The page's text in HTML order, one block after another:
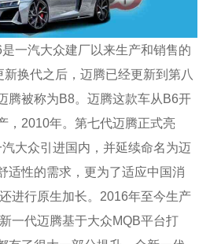
一汽大众建厂以来生产和销售的
换代之后，迈腾已经更新到第八
腾被称为B8。迈腾这款车从B6开
，2010年。第七代迈腾正式亮
大众引进国内，并延续命名为迈
适性的需求，更为了适应中国消
进行原生加长。2016年至今生产
一代迈腾基于大众MQB平台打